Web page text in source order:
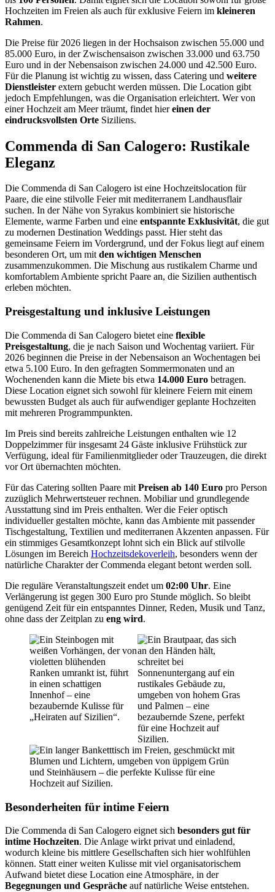
Hochzeiten im Freien als auch für exklusive Feiern im kleineren
Rahmen.
Die Preise für 2026 liegen in der Hochsaison zwischen 55.000 und
85.000 Euro, in der Zwischensaison zwischen 33.000 und 63.750
Euro und in der Nebensaison zwischen 24.000 und 42.500 Euro.
Für die Planung ist wichtig zu wissen, dass Catering und weitere
Dienstleister extern gebucht werden müssen. Die Location gibt
jedoch Empfehlungen, was die Organisation erleichtert. Wer von
einer Hochzeit am Meer träumt, findet hiereinen der
eindrucksvollsten Orte Siziliens.
Commenda di San Calogero: Rustikale
Eleganz
Die Commenda di San Calogero ist eine Hochzeitslocation für
Paare, die eine stilvolle Feier mit mediterranem Landhausflair
suchen. In der Nähe von Syrakus kombiniert sie historische
Elemente, warme Farben und eine entspannte Exklusivität, die gut
zu modernen Destination Weddings passt. Hier steht das
gemeinsame Feiern im Vordergrund, und der Fokus liegt auf einem
besonderen Ort, um mitden wichtigen Menschen
zusammenzukommen. Die Mischung aus rustikalem Charme und
komfortablem Ambiente spricht Paare an, die Sizilien authentisch
erleben möchten.
Preisgestaltung und inklusive Leistungen
Die Commenda di San Calogero bietet eine flexible
Preisgestaltung, die je nach Saison und Wochentag variiert. Für
2026 beginnen die Preise in der Nebensaison an Wochentagen bei
etwa 5.100 Euro. In den gefragten Sommermonaten und an
Wochenenden kann die Miete bis etwa 14.000 Euro betragen.
Diese Location eignet sich sowohl für kleinere Feiern mit einem
bewussten Budget als auch für aufwendiger geplante Hochzeiten
mit mehreren Programmpunkten.
Im Preis sind bereits zahlreiche Leistungen enthalten wie 12
Doppelzimmer für insgesamt 24 Gäste inklusive Frühstück zur
Verfügung, ideal für Familienmitglieder oder Trauzeugen, die direkt
vor Ort übernachten möchten.
Für das Catering sollten Paare mit Preisen ab 140 Euro pro Person
zuzüglich Mehrwertsteuer rechnen. Mobiliar und grundlegende
Ausstattung sind im Preis enthalten. Wer die Feier optisch
individueller gestalten möchte, kann das Ambiente mit passender
Tischgestaltung, Textilien und mediterranen Akzenten anpassen. Für
ein stimmiges Gesamtkonzept lohnt sich ein Blick auf stilvolle
Lösungen im Bereich Hochzeitsdekoverleih, besonders wenn der
natürliche Charakter der Commenda elegant betont werden soll.
Die reguläre Veranstaltungszeit endet um 02:00 Uhr. Eine
Verlängerung ist gegen 300 Euro pro Stunde möglich. So bleibt
genügend Zeit für ein entspanntes Dinner, Reden, Musik und Tanz,
ohne dass der Zeitplan zu eng wird.
Besonderheiten für intime Feiern
Die Commenda di San Calogero eignet sich besonders gut für
intime Hochzeiten. Die Anlage wirkt privat und einladend,
wodurch kleine bis mittlere Gesellschaften sich hier wohlfühlen
können. Statt einer weiten Kulisse mit viel organisatorischem
Aufwand bietet diese Location eine Atmosphäre, in der
Begegnungen und Gespräche auf natürliche Weise entstehen.